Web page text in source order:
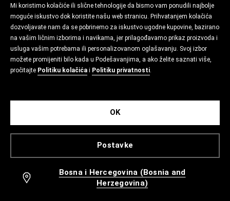
Mi koristimo kolačiće ili slične tehnologije da bismo vam ponudili najbolje
moguće iskustvo dok koristite našu web stranicu. Prihvatanjem kolačića
dozvoljavate nam da se pobrinemo za iskustvo ugodne kupovine, bazirano
na vašim ličnim izborima i navikama, jer prilagođavamo prikaz proizvoda i
usluga vašim potrebama ili personalizovanom oglašavanju. Svoj izbor
možete promijeniti bilo kada u Podešavanjima, a ako želite saznati više,
pročitajte Politiku kolačića i Politiku privatnosti.
Postavke
OK
Bosna i Hercegovina (Bosnia and
Herzegovina)